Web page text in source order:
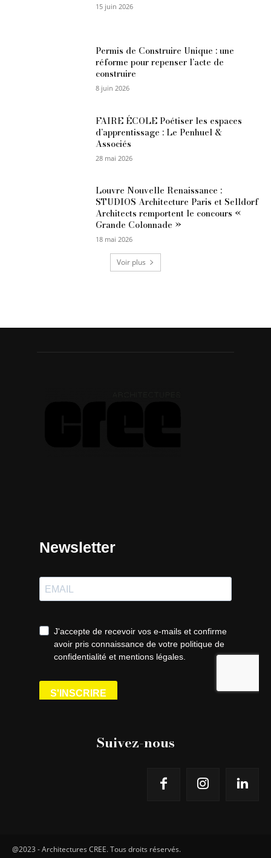
15 juin 2026
Permis de Construire Unique : une
réforme pour repenser l’acte de
construire
8 juin 2026
FAIRE ÉCOLE Poétiser les espaces
d’apprentissage : Le Penhuel &
Associés
28 mai 2026
Louvre Nouvelle Renaissance :
STUDIOS Architecture Paris et Selldorf
Architects remportent le concours «
Grande Colonnade »
18 mai 2026
Voir plus
Suivez-nous
@2023 - Architectures CREE. Tous droits réservés.